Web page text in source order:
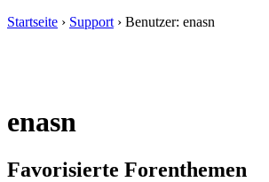
Startseite › Support › Benutzer: enasn
enasn
Favorisierte Forenthemen